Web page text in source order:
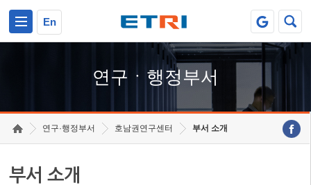
En
연구ㆍ행정부서
연구·행정부서 호남권연구센터 부서 소개
부서 소개